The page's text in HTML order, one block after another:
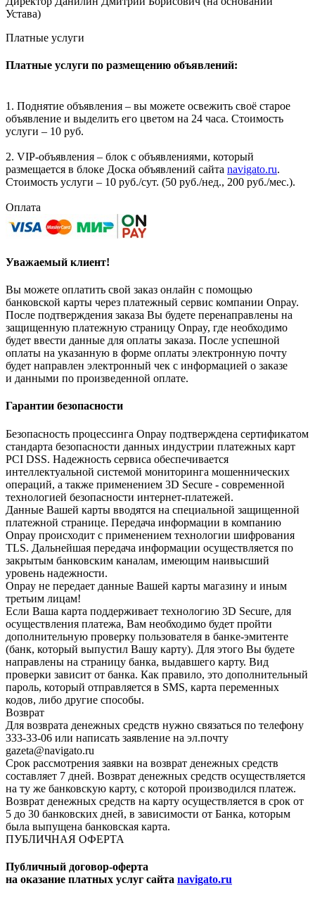
Устава)
Платные услуги
Платные услуги по размещению объявлений:
1. Поднятие объявления – вы можете освежить своё старое
объявление и выделить его цветом на 24 часа. Стоимость
услуги – 10 руб.
2. VIP-объявления – блок с объявлениями, который
размещается в блоке Доска объявлений сайта navigato.ru.
Стоимость услуги – 10 руб./сут. (50 руб./нед., 200 руб./мес.).
Оплата
Уважаемый клиент!
Вы можете оплатить свой заказ онлайн с помощью
банковской карты через платежный сервис компании Onpay.
После подтверждения заказа Вы будете перенаправлены на
защищенную платежную страницу Onpay, где необходимо
будет ввести данные для оплаты заказа. После успешной
оплаты на указанную в форме оплаты электронную почту
будет направлен электронный чек с информацией о заказе
и данными по произведенной оплате.
Гарантии безопасности
Безопасность процессинга Onpay подтверждена сертификатом
стандарта безопасности данных индустрии платежных карт
PCI DSS. Надежность сервиса обеспечивается
интеллектуальной системой мониторинга мошеннических
операций, а также применением 3D Secure - современной
технологией безопасности интернет-платежей.
Данные Вашей карты вводятся на специальной защищенной
платежной странице. Передача информации в компанию
Onpay происходит с применением технологии шифрования
TLS. Дальнейшая передача информации осуществляется по
закрытым банковским каналам, имеющим наивысший
уровень надежности.
Onpay не передает данные Вашей карты магазину и иным
третьим лицам!
Если Ваша карта поддерживает технологию 3D Secure, для
осуществления платежа, Вам необходимо будет пройти
дополнительную проверку пользователя в банке-эмитенте
(банк, который выпустил Вашу карту). Для этого Вы будете
направлены на страницу банка, выдавшего карту. Вид
проверки зависит от банка. Как правило, это дополнительный
пароль, который отправляется в SMS, карта переменных
кодов, либо другие способы.
Возврат
Для возврата денежных средств нужно связаться по телефону
333-33-06 или написать заявление на эл.почту
gazeta@navigato.ru
Срок рассмотрения заявки на возврат денежных средств
составляет 7 дней. Возврат денежных средств осуществляется
на ту же банковскую карту, с которой производился платеж.
Возврат денежных средств на карту осуществляется в срок от
5 до 30 банковских дней, в зависимости от Банка, которым
была выпущена банковская карта.
ПУБЛИЧНАЯ ОФЕРТА
Публичный договор-оферта
на оказание платных услуг сайта navigato.ru